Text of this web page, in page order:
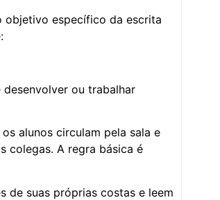
objetivo específico da escrita
ou trabalhar
alunos circulam pela sala e
colegas. A regra básica é
de suas próprias costas e leem